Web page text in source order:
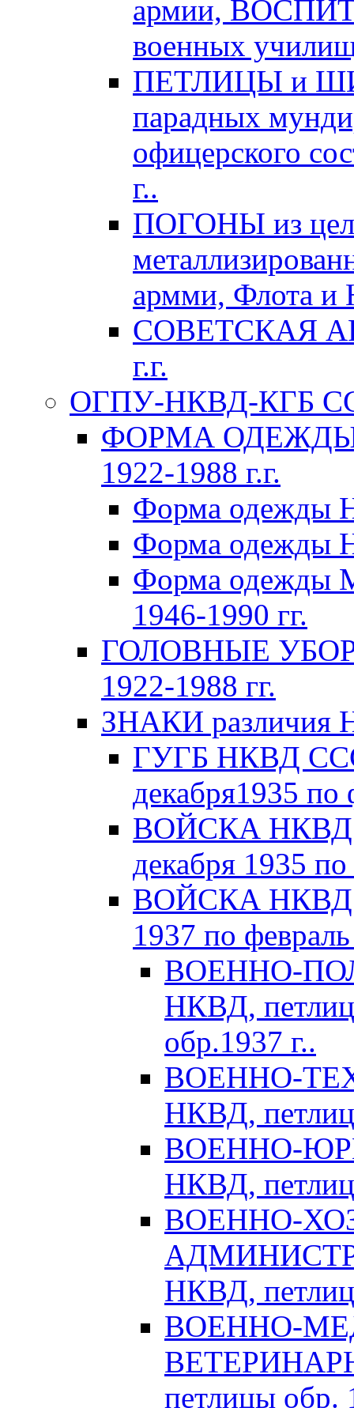
армии,
военных
ПЕТЛИЦЫ и
парадных
офицерского
г..
ПОГОНЫ из
армми, Флота и
СОВЕТСКАЯ
г.г.
ОГПУ-НКВД-КГБ
ФОРМА ОДЕЖДЫ
1922-1988 г.г.
Форма одежды
Форма одежды
Форма
1946-1990 гг.
ГОЛОВНЫЕ
1922-1988 гг.
ЗНАКИ различия
ГУГБ НКВД
декабря1935 по
ВОЙСКА НКВД
декабря 1935
ВОЙСКА НКВД
1937 по
ВОЕННО-
НКВД,
обр.1937 г..
ВОЕННО-
НКВД,
ВОЕННО-
НКВД,
ВОЕННО-
НКВД,
ВОЕННО-
петлицы обр.